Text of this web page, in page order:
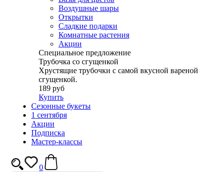
Воздушные шары
Открытки
Сладкие подарки
Комнатные растения
Акции
Специальное предложение
Трубочка со сгущенкой
Хрустящие трубочки с самой вкусной вареной
сгущенкой.
189 руб
Купить
Сезонные букеты
1 сентября
Акции
Подписка
Мастер-классы
0